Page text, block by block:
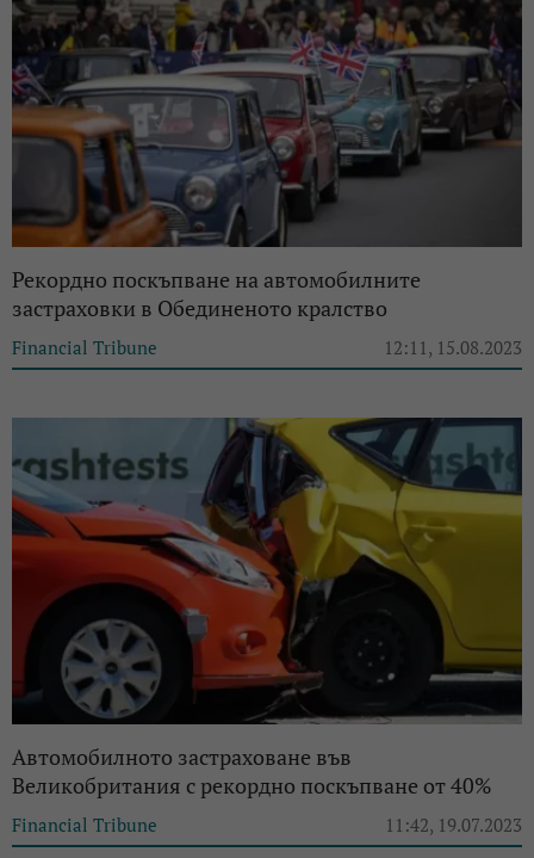
Рекордно поскъпване на автомобилните
застраховки в Обединеното кралство
Financial Tribune 12:11, 15.08.2023
Автомобилното застраховане във
Великобритания с рекордно поскъпване от 40%
Financial Tribune 11:42, 19.07.2023